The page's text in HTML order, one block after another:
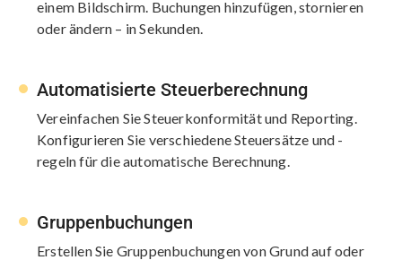
einem Bildschirm. Buchungen hinzufügen, stornieren
oder ändern – in Sekunden.
Automatisierte Steuerberechnung
Vereinfachen Sie Steuerkonformität und Reporting.
Konfigurieren Sie verschiedene Steuersätze und -
regeln für die automatische Berechnung.
Gruppenbuchungen
Erstellen Sie Gruppenbuchungen von Grund auf oder